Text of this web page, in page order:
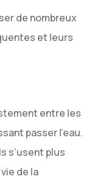
de nombreux
et leurs
entre les
passer l’eau.
s’usent plus
de la